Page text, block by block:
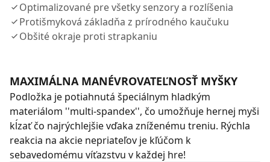
Optimalizované pre všetky senzory a rozlíšenia
Protišmyková základňa z prírodného kaučuku
Obšité okraje proti strapkaniu
MAXIMÁLNA MANÉVROVATEĽNOSŤ MYŠKY
Podložka je potiahnutá špeciálnym hladkým
materiálom ''multi-spandex'', čo umožňuje hernej myši
kĺzať čo najrýchlejšie vďaka zníženému treniu. Rýchla
reakcia na akcie nepriateľov je kľúčom k
sebavedomému víťazstvu v každej hre!